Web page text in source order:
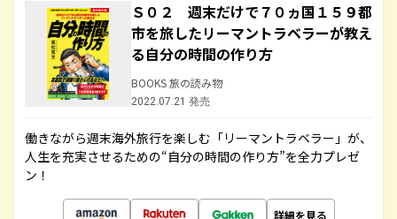
Ｓ０２ 週末だけで７０ヵ国１５９都
市を旅したリーマントラベラーが教え
る自分の時間の作り方
BOOKS 旅の読み物
2022.07.21 発売
働きながら週末海外旅行を楽しむ「リーマントラベラー」が、
人生を充実させるための“自分の時間の作り方”を全力プレゼ
ン！
詳細を見る